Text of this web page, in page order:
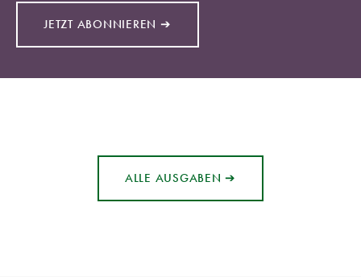
JETZT ABONNIEREN ➔
ALLE AUSGABEN ➔